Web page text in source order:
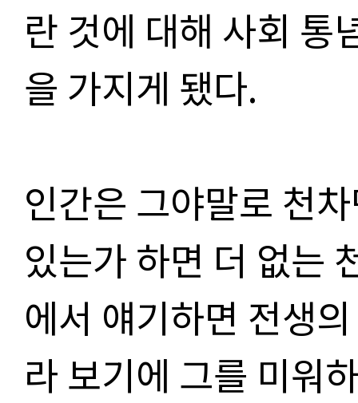
란 것에 대해 사회 통
을 가지게 됐다.
인간은 그야말로 천
있는가 하면 더 없는
에서 얘기하면 전생
라 보기에 그를 미워